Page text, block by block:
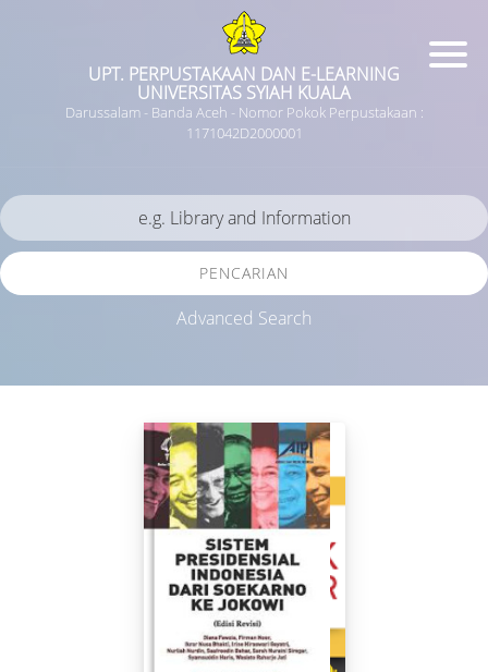
UPT. PERPUSTAKAAN DAN E-LEARNING
UNIVERSITAS SYIAH KUALA
Darussalam - Banda Aceh - Nomor Pokok Perpustakaan :
1171042D2000001
PENCARIAN
Advanced Search